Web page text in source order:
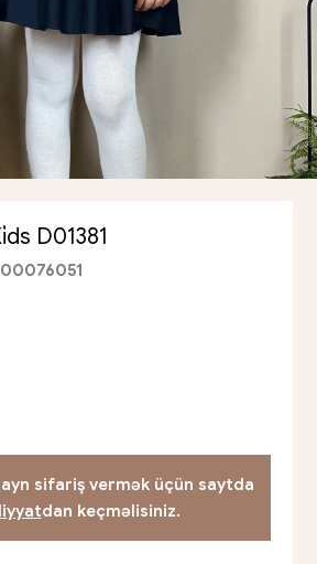
D01381
sifariş vermək üçün saytda
dan keçməlisiniz.